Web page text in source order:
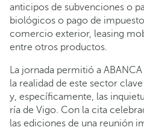
anticipos de subvenciones o
biológicos o pago de
comercio exterior, leasing
entre otros productos.
La jornada permitió a
la realidad de este sector
y, específicamente, las
ría de Vigo. Con la cita
las ediciones de una reunión